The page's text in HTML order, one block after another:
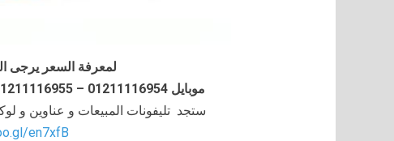
لمعرفة السعر يرجى
موبايل 01211116954 – 01211116955 – 01211116956–01211116958
ستجد تليفونات المبيعات و عناوين و
en7xfB